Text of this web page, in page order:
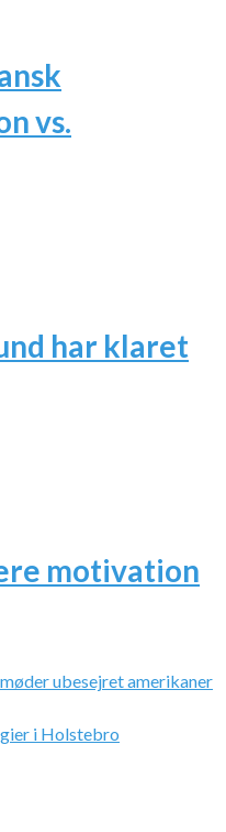
vs.
har klaret
motivation
ubesejret amerikaner
i Holstebro